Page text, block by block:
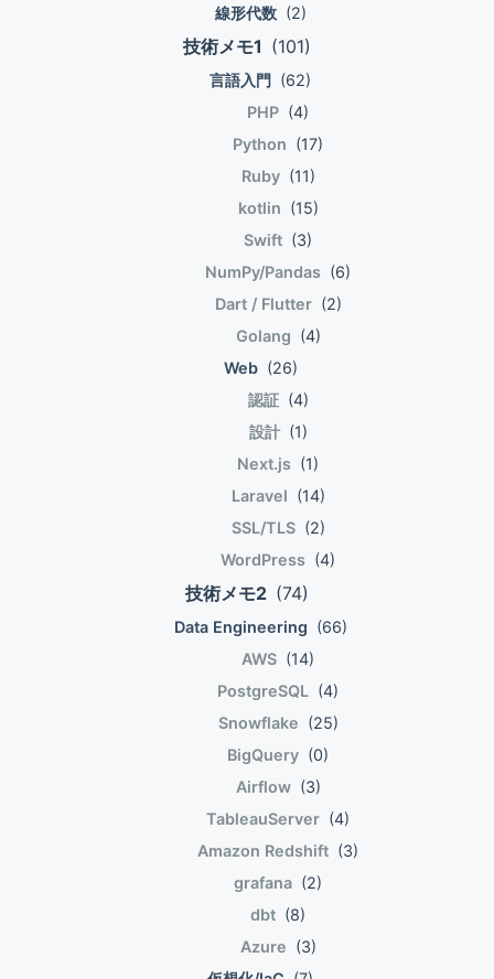
LoadAverageは常時30%くらい。 全てのサ
イトで、pluginでファイルとDBをS3にバッ
クアップしている。 localで開
めずにansibleでdeploy。 deploy実行前に
\"メンテナンス中\"に設定。deploy完了後に
解除する。 アップデート中は管理画面操作
禁止を通達。 deploy、パッチ当てでコケる
ート時にのみ、WebサーバのEC2をコピー
する。 ALBのターゲットグループにコピー
したEC2を追加する。 元のEC2に対して
ansibleでdeployする。 元のEC2に対してパ
EC2に戻す。 コピーしたEC2を削除する。
メディアライブラリにファイルをアップロー
ドすると差分が発生するため、 元EC2と一
時EC2のファイル達を同期させないといけな
いけれど、 メンテ中は、管理画面操作を禁
とEC2が1台なのでその仕組みを作っていな
いから、それは2台以上に増えたときに..。
AMI作成 まずAMIを作成。AMIとは
Amazon Machine Imageの頭文字。 [clink
url=\"https://docs.aws.amazon.com/ja_jp/
instances-and-amis.html\"
imgurl=\"https://docs.aws.amazon.com/
title=\"インスタンスと AMI\"
excerpt=\"Amazon マシンイメージ (AMI)
ステム、アプリケーションサーバー、アプリ
ケーションなど) を記録したテンプレートで
す。AMI から、クラウドで仮想サーバーと
して実行される AMI のコピーであるインス
タンスを起動します。以下の図に示すよう
た場合、 IdP側のセッションはまだ生きてい
るので、Chromeで再度フェデレーションを
にログインできる。 ChromeでSP起点でフ
ェデレーションした後、SafariでSP起点でフ
ェデレーションしたとき、 Chromeでログ
アウトしたとしても、Safariのセッションは
ログアウトしないため操作を続行できる。
とき、「グローバルログアウト,シングルロ
グアウト,SLO」が サポートされており、
IdPからログアウトすると、全てのセッショ
ンからログアウトする。 たしかに、EntraID
が気持ち悪い動作するな、と言う時、これが
ムアウト SP(Snowflake)のセッションがタ
イムアウトした場合、ユーザはIdPを介して
再度認証が必要。 IdPでCancel操作をする
と、そこでセッションを終了できる。 IdPの
セッションがタイムアウトした場合、
時点でアクティブなSP(Snowflake)セッショ
ンは生きたままとなる。 識別子優先ログイ
ン 組織ごとにそれぞれのIdPとSAML連携し
たいといった場合がある。複数の
てはフェデレーション連携させずに、
Snowflake認証だけにしたいケースもある。
ユーザによって認証に必要な入力が異なるた
め、全てのユーザに対して最小公倍数的に入
力項目を 出してしまうと、ユーザによって
別子優先ログインをONにすると、
SP(Snowflake)側の認証入力が多段階とな
る。 つまり、1段階目で識別子(ユーザ名、
またはメールアドレス) を入力させ、 入力さ
れた識別子がどの認証方式に紐づいているか
線形代数 (2)
技術メモ1 (101)
言語入門 (62)
PHP (4)
Python (17)
Ruby (11)
kotlin (15)
Swift (3)
NumPy/Pandas (6)
Dart / Flutter (2)
Golang (4)
Web (26)
認証 (4)
設計 (1)
Next.js (1)
Laravel (14)
SSL/TLS (2)
WordPress (4)
技術メモ2 (74)
Data Engineering (66)
AWS (14)
PostgreSQL (4)
Snowflake (25)
BigQuery (0)
Airflow (3)
TableauServer (4)
Amazon Redshift (3)
grafana (2)
dbt (8)
Azure (3)